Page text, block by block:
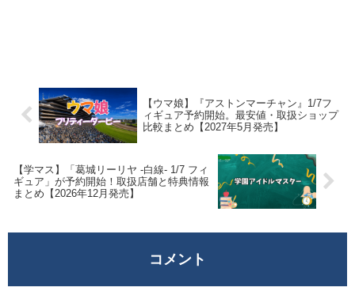
【ウマ娘】『アストンマーチャン』1/7フ
ィギュア予約開始。最安値・取扱ショップ
比較まとめ【2027年5月発売】
【学マス】「葛城リーリヤ -白線- 1/7 フィ
ギュア」が予約開始！取扱店舗と特典情報
まとめ【2026年12月発売】
コメント